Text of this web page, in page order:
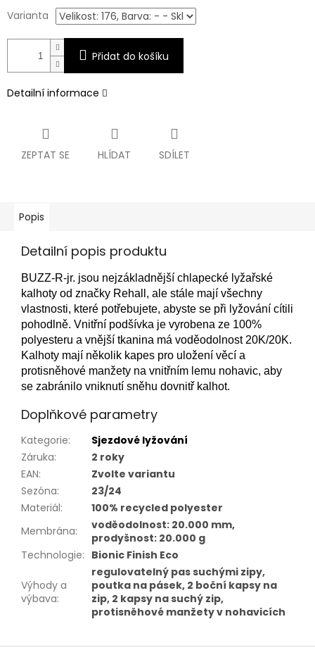
Varianta
Přidat do košíku
Detailní informace
ZEPTAT SE HLÍDAT SDÍLET
Popis
Detailní popis produktu
BUZZ-R-jr. jsou nejzákladnější chlapecké lyžařské
kalhoty od značky Rehall, ale stále mají všechny
vlastnosti, které potřebujete, abyste se při lyžování cítili
pohodlně. Vnitřní podšívka je vyrobena ze 100%
polyesteru a vnější tkanina má voděodolnost 20K/20K.
Kalhoty mají několik kapes pro uložení věcí a
protisněhové manžety na vnitřním lemu nohavic, aby
se zabránilo vniknutí sněhu dovnitř kalhot.
Doplňkové parametry
Kategorie:
Sjezdové lyžování
Záruka:
2 roky
EAN:
Zvolte variantu
Sezóna:
23/24
Materiál:
100% recycled polyester
Membrána:
voděodolnost: 20.000 mm,
prodyšnost: 20.000 g
Technologie: Bionic Finish Eco
Výhody a
výbava:
regulovatelný pas suchými zipy,
poutka na pásek, 2 boční kapsy na
zip, 2 kapsy na suchý zip,
protisněhové manžety v nohavicích
Z